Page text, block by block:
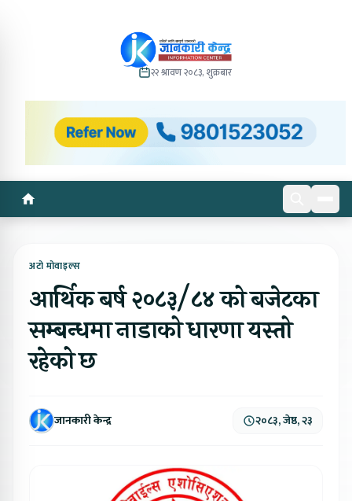
२२ श्रावण २०८३, शुक्रबार
अटो मोवाइल्स
आर्थिक बर्ष २०८३/८४ को बजेटका
सम्बन्धमा नाडाको धारणा यस्तो
रहेको छ
जानकारी केन्द्र २०८३, जेष्ठ, २३